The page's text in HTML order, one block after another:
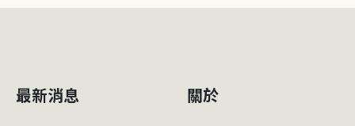
最新消息 關於